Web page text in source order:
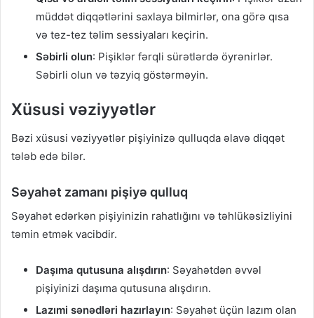
müddət diqqətlərini saxlaya bilmirlər, ona görə qısa
və tez-tez təlim sessiyaları keçirin.
Səbirli olun: Pişiklər fərqli sürətlərdə öyrənirlər.
Səbirli olun və təzyiq göstərməyin.
Xüsusi vəziyyətlər
Bəzi xüsusi vəziyyətlər pişiyinizə qulluqda əlavə diqqət
tələb edə bilər.
Səyahət zamanı pişiyə qulluq
Səyahət edərkən pişiyinizin rahatlığını və təhlükəsizliyini
təmin etmək vacibdir.
Daşıma qutusuna alışdırın: Səyahətdən əvvəl
pişiyinizi daşıma qutusuna alışdırın.
Lazımi sənədləri hazırlayın: Səyahət üçün lazım olan